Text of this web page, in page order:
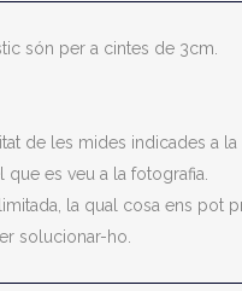
són per a cintes de 3cm.
de les mides indicades a la
es veu a la fotografia.
la qual cosa ens pot
solucionar-ho.